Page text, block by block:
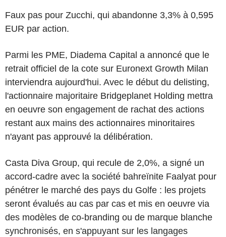
Faux pas pour Zucchi, qui abandonne 3,3% à 0,595
EUR par action.
Parmi les PME, Diadema Capital a annoncé que le
retrait officiel de la cote sur Euronext Growth Milan
interviendra aujourd'hui. Avec le début du delisting,
l'actionnaire majoritaire Bridgeplanet Holding mettra
en oeuvre son engagement de rachat des actions
restant aux mains des actionnaires minoritaires
n'ayant pas approuvé la délibération.
Casta Diva Group, qui recule de 2,0%, a signé un
accord-cadre avec la société bahreïnite Faalyat pour
pénétrer le marché des pays du Golfe : les projets
seront évalués au cas par cas et mis en oeuvre via
des modèles de co-branding ou de marque blanche
synchronisés, en s'appuyant sur les langages